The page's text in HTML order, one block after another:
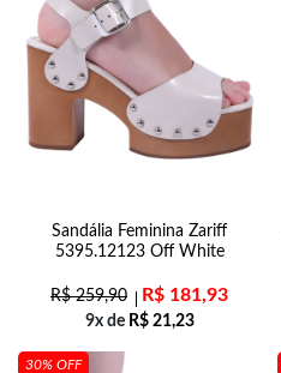
Sandália Feminina Zariff
5395.12123 Off White
R$259,90 R$ 181,93
9x de R$21,23
30% OFF